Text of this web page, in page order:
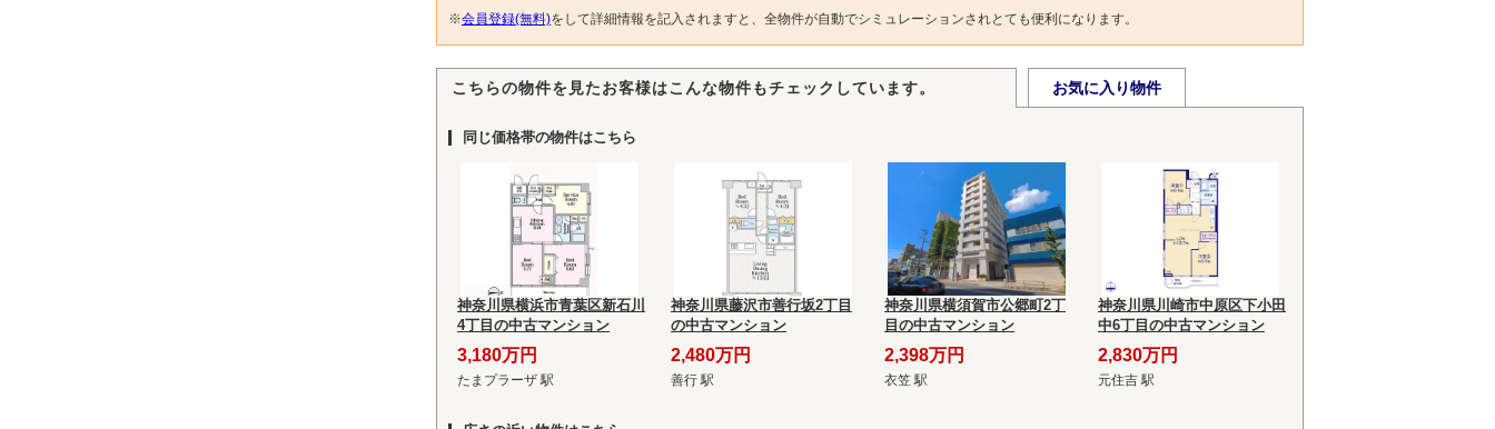
※会員登録(無料)をして詳細情報を記入されますと、全物件が自動でシミュレーションされとても便利になります。
こちらの物件を見たお客様はこんな物件もチェックしています。 お気に入り物件
同じ価格帯の物件はこちら
神奈川県横浜市青葉区新石川
4丁目の中古マンション
3,180万円
たまプラーザ 駅
神奈川県藤沢市善行坂2丁目
の中古マンション
2,480万円
善行 駅
神奈川県横須賀市公郷町2丁
目の中古マンション
2,398万円
衣笠 駅
神奈川県川崎市中原区下小田
中6丁目の中古マンション
2,830万円
元住吉 駅